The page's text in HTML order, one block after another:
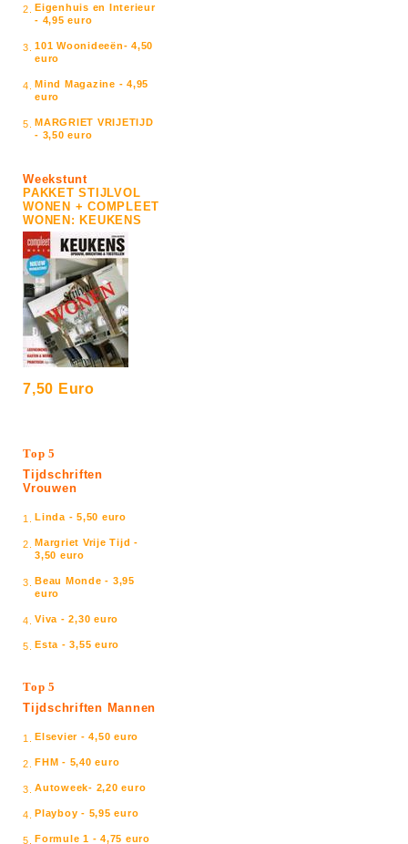
2. Eigenhuis en Interieur
- 4,95 euro
3. 101 Woonideeën- 4,50
euro
4. Mind Magazine - 4,95
euro
5. MARGRIET VRIJETIJD
- 3,50 euro
Weekstunt
PAKKET STIJLVOL
WONEN + COMPLEET
WONEN: KEUKENS
7,50 Euro
Top 5
Tijdschriften
Vrouwen
1. Linda - 5,50 euro
2. Margriet Vrije Tijd -
3,50 euro
3. Beau Monde - 3,95
euro
4. Viva - 2,30 euro
5. Esta - 3,55 euro
Top 5
Tijdschriften Mannen
1. Elsevier - 4,50 euro
2. FHM - 5,40 euro
3. Autoweek- 2,20 euro
4. Playboy - 5,95 euro
5. Formule 1 - 4,75 euro